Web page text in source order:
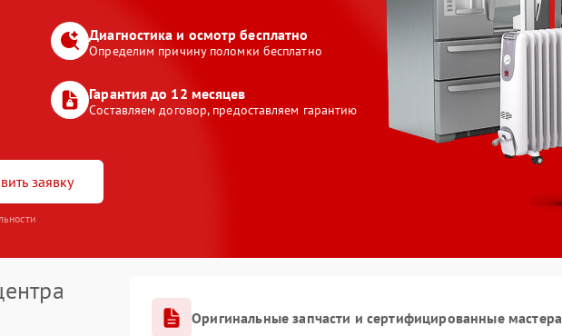
Диагностика и осмотр бесплатно
Определим причину поломки бесплатно
Гарантия до 12 месяцев
Составляем договор, предоставляем гарантию
заявку
Оригинальные запчасти и сертифицированные мастера